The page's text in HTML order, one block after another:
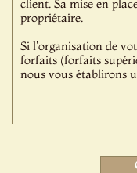
client. Sa mise en
propriétaire.
Si l'organisation de
forfaits (forfaits
nous vous établirons